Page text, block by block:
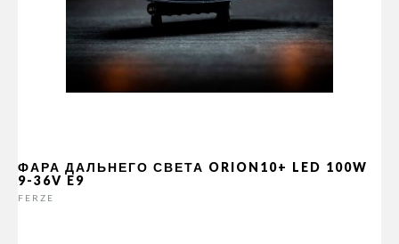
ФАРА ДАЛЬНЕГО СВЕТА ORION10+ LED 100W
9-36V E9
FERZE